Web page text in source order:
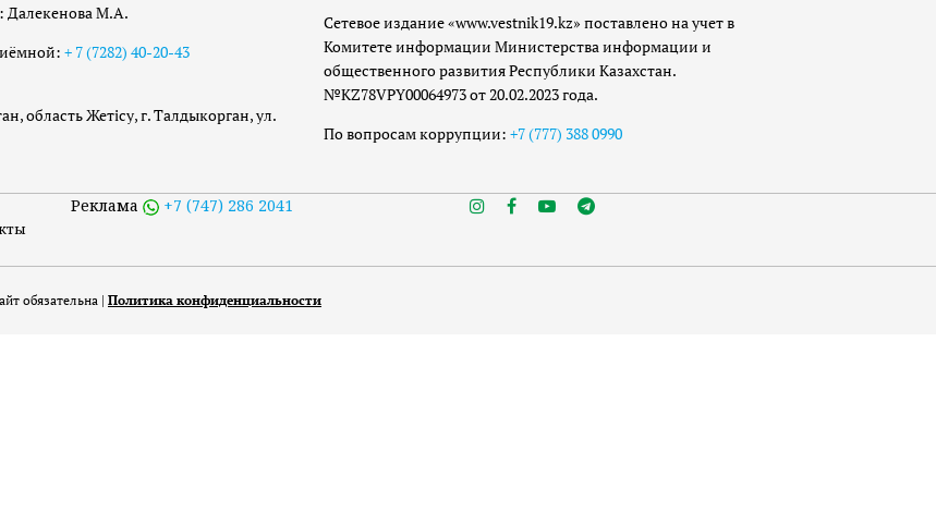
Далекенова М.А.
+ 7 (7282) 40-20-43
область Жетісу, г. Талдыкорган, ул.
Сетевое издание «www.vestnik19.kz» поставлено на учет в
Комитете информации Министерства информации и
общественного развития Республики Казахстан.
№KZ78VPY00064973 от 20.02.2023 года.
По вопросам коррупции: +7 (777) 388 0990
Реклама +7 (747) 286 2041
обязательна | Политика конфиденциальности